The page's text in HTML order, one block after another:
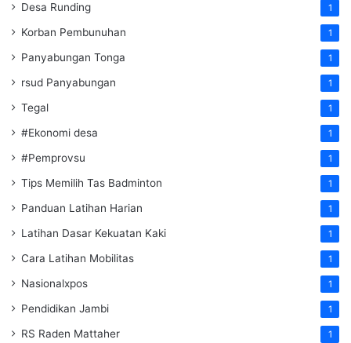
Desa Runding 1
Korban Pembunuhan 1
Panyabungan Tonga 1
rsud Panyabungan 1
Tegal 1
#Ekonomi desa 1
#Pemprovsu 1
Tips Memilih Tas Badminton 1
Panduan Latihan Harian 1
Latihan Dasar Kekuatan Kaki 1
Cara Latihan Mobilitas 1
Nasionalxpos 1
Pendidikan Jambi 1
RS Raden Mattaher 1